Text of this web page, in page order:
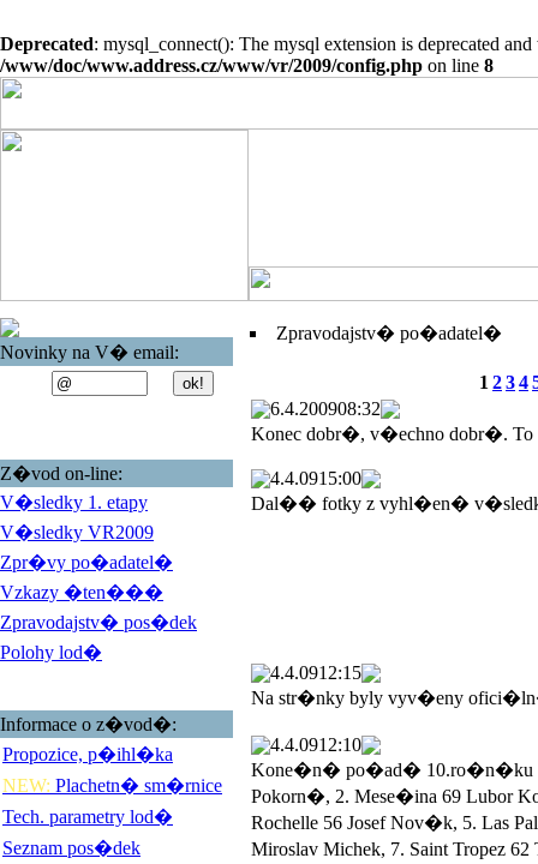
Deprecated: mysql_connect(): The mysql extension is deprecated
/www/doc/www.address.cz/www/vr/2009/config.php on line 8
Novinky na V� email:
Z�vod on-line:
V�sledky 1. etapy
V�sledky VR2009
Zpr�vy po�adatel�
Vzkazy �ten���
Zpravodajstv� pos�dek
Polohy lod�
Informace o z�vod�:
Propozice, p�ihl�ka
NEW: Plachetn� sm�rnice
Tech. parametry lod�
Seznam pos�dek
Zpravodajstv� po�adatel�
1 234
6.4.200908:32
Konec dobr�, v�echno dobr�.
4.4.0915:00
Dal�� fotky z vyhl�en�
4.4.0912:15
Na str�nky byly vyv�eny
4.4.0912:10
Kone�n� po�ad� 10.ro�n�ku
Pokorn�, 2. Mese�ina 69 Lubor
Rochelle 56 Josef Nov�k, 5. Las
Miroslav Michek, 7. Saint Tropez